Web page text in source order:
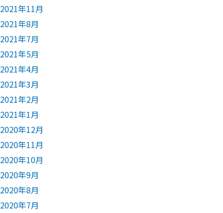
2021年11月
2021年8月
2021年7月
2021年5月
2021年4月
2021年3月
2021年2月
2021年1月
2020年12月
2020年11月
2020年10月
2020年9月
2020年8月
2020年7月